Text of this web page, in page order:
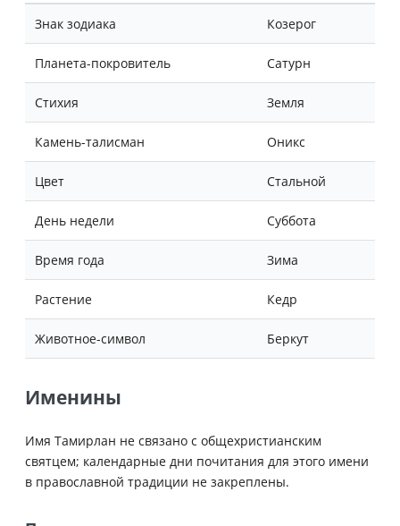
Знак зодиака Козерог
Планета-покровитель Сатурн
Стихия Земля
Камень-талисман Оникс
Цвет Стальной
День недели Суббота
Время года Зима
Растение Кедр
Животное-символ Беркут
Именины
Имя Тамирлан не связано с общехристианским
святцем; календарные дни почитания для этого имени
в православной традиции не закреплены.